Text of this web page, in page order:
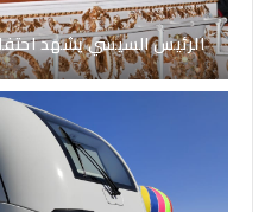
الرئيس السيسي يشهد